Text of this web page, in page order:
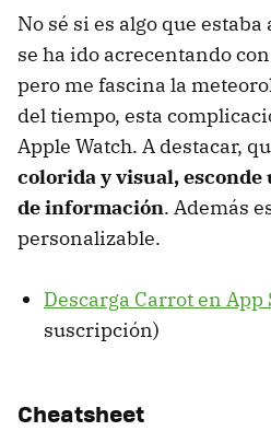
No sé si es algo que
se ha ido acrecentando
pero me fascina la
del tiempo, esta
Apple Watch. A destacar,
colorida y visual,
de información. Además
personalizable.
Descarga Carrot en App
suscripción)
Cheatsheet